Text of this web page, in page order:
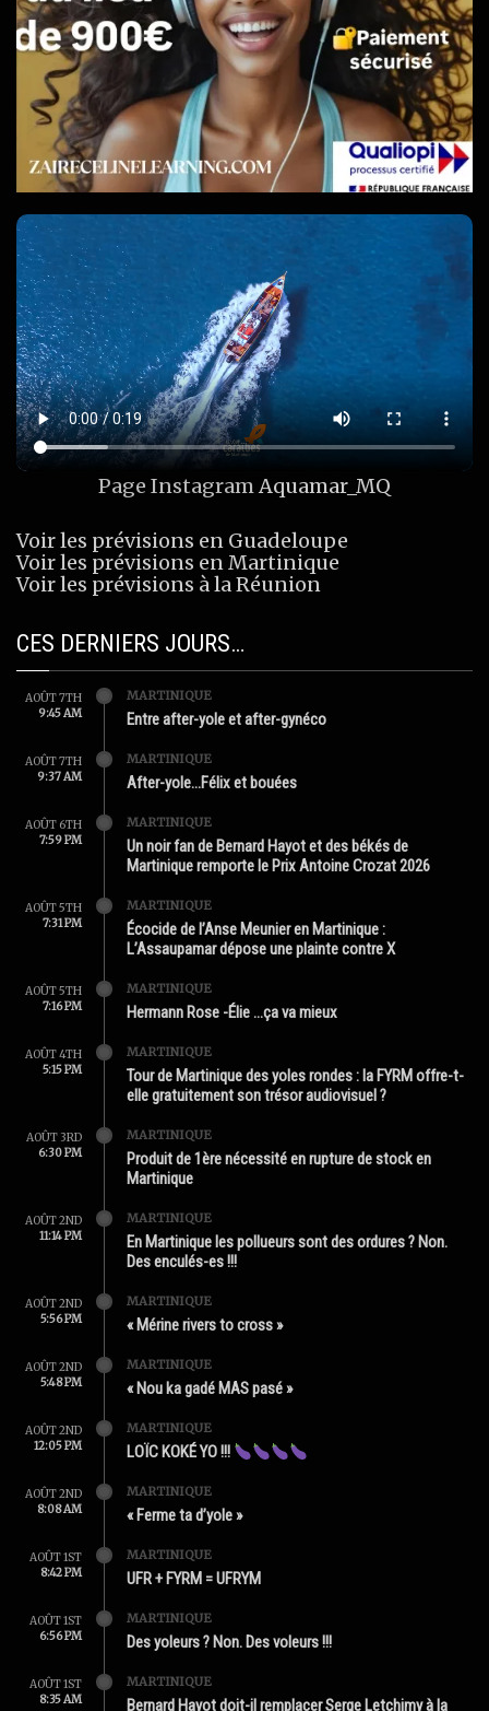
Page InstagramAquamar_MQ
Voir les prévisions en Guadeloupe
Voir les prévisions en Martinique
Voir les prévisions à la Réunion
CES DERNIERS JOURS…
AOÛT 7TH
9:45 AM
MARTINIQUE
Entre after-yole et after-gynéco
AOÛT 7TH
9:37 AM
MARTINIQUE
After-yole…Félix et bouées
AOÛT 6TH
7:59 PM
MARTINIQUE
Un noir fan de Bernard Hayot et des békés de
Martinique remporte le Prix Antoine Crozat 2026
AOÛT 5TH
7:31 PM
MARTINIQUE
Écocide de l’Anse Meunier en Martinique :
L’Assaupamar dépose une plainte contre X
AOÛT 5TH
7:16 PM
MARTINIQUE
Hermann Rose -Élie …ça va mieux
AOÛT 4TH
5:15 PM
MARTINIQUE
Tour de Martinique des yoles rondes : la FYRM offre-t-
elle gratuitement son trésor audiovisuel ?
AOÛT 3RD
6:30 PM
MARTINIQUE
Produit de 1ère nécessité en rupture de stock en
Martinique
AOÛT 2ND
11:14 PM
MARTINIQUE
En Martinique les pollueurs sont des ordures ? Non.
Des enculés-es !!!
AOÛT 2ND
5:56 PM
MARTINIQUE
« Mérine rivers to cross »
AOÛT 2ND
5:48 PM
MARTINIQUE
« Nou ka gadé MAS pasé »
AOÛT 2ND
12:05 PM
MARTINIQUE
LOÏC KOKÉ YO !!!
AOÛT 2ND
8:08 AM
MARTINIQUE
« Ferme ta d’yole »
AOÛT 1ST
8:42 PM
MARTINIQUE
UFR + FYRM = UFRYM
AOÛT 1ST
6:56 PM
MARTINIQUE
Des yoleurs ? Non. Des voleurs !!!
AOÛT 1ST
8:35 AM
MARTINIQUE
Bernard Hayot doit-il remplacer Serge Letchimy à la